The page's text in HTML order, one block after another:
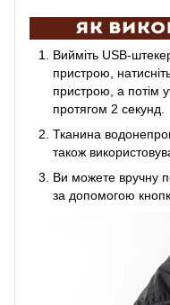
Вийміть USB-
пристрою,
пристрою, а потім
протягом 2 секунд.
Тканина
також
Ви можете вручну
за допомогою